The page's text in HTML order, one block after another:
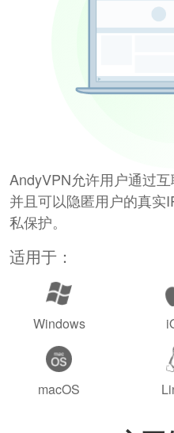
AndyVPN允许用户通过
并且可以隐匿用户的真实
私保护。
适用于：
Windows
macOS